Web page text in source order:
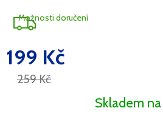
259 Kč
199 Kč
Měrná
cena:
Skladem
Možnosti doručení